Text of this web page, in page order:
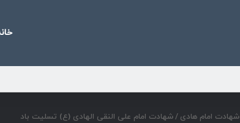
شهادت امام هادی /شهادت امام علی النقی الهادی (ع) تسلیت باد